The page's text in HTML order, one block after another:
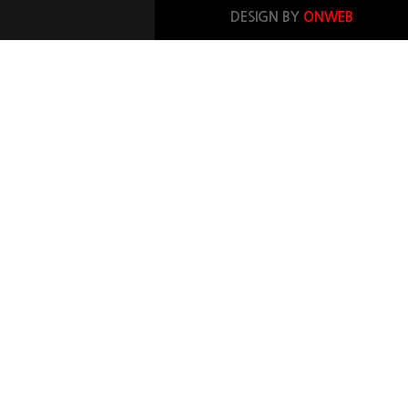
DESIGN BY ONWEB